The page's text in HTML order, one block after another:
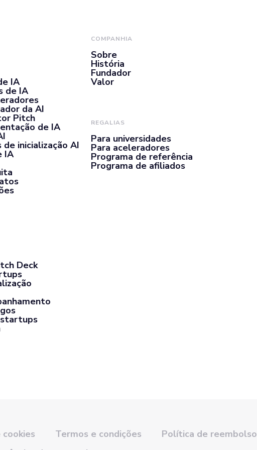
IA
de IA
da AI
Pitch
de IA
inicialização AI
IA
Deck
COMPANHIA
Sobre
História
Fundador
Valor
REGALIAS
Para universidades
Para aceleradores
Programa de referência
Programa de afiliados
Termos e condições Política de reembolso